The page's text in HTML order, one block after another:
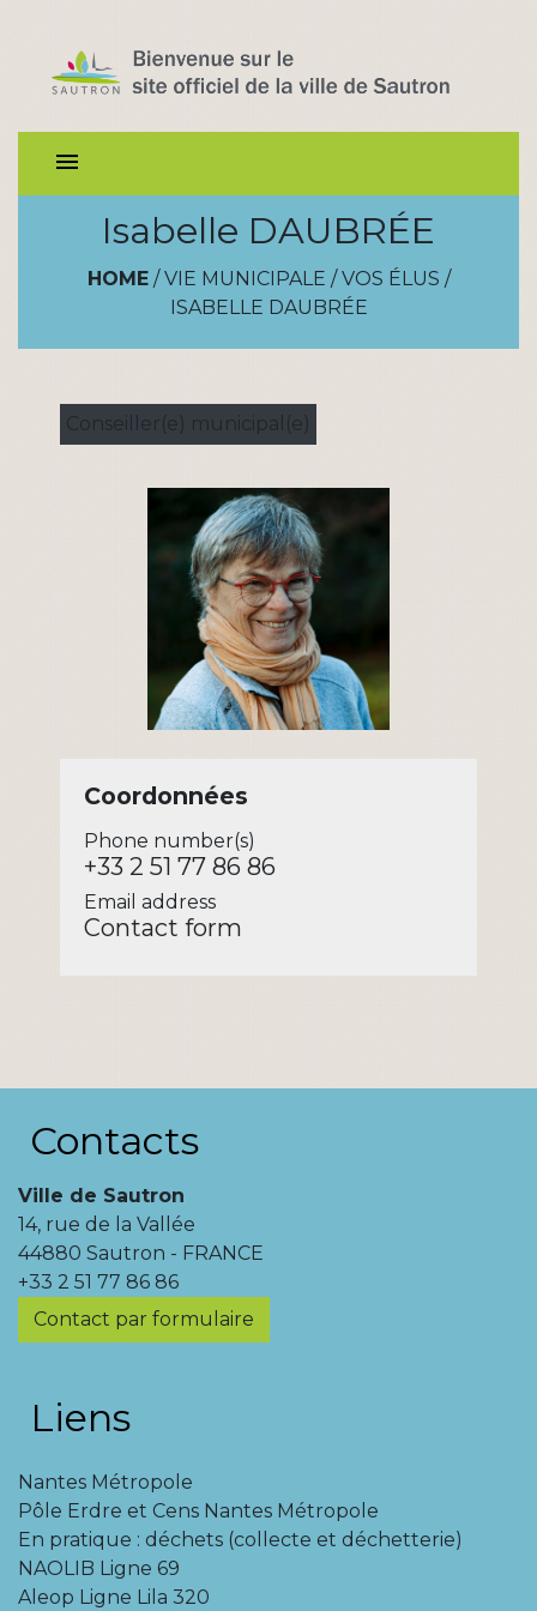
menu
Isabelle DAUBRÉE
HOME/VIE MUNICIPALE /VOS ÉLUS /
ISABELLE DAUBRÉE
Conseiller(e) municipal(e)
Coordonnées
Phone number(s)
+33 2 51 77 86 86
Email address
Contact form
Contacts
Ville de Sautron
14, rue de la Vallée
44880 Sautron - FRANCE
+33 2 51 77 86 86
Contact par formulaire
Liens
Nantes Métropole
Pôle Erdre et Cens Nantes Métropole
En pratique : déchets (collecte et déchetterie)
NAOLIB Ligne 69
Aleop Ligne Lila 320